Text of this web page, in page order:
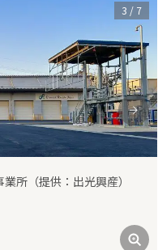
所（提供：出光興産）
次
3 / 7